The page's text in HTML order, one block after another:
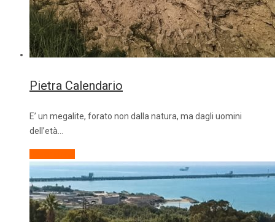
Pietra Calendario
E’ un megalite, forato non dalla natura, ma dagli uomini
dell’età…